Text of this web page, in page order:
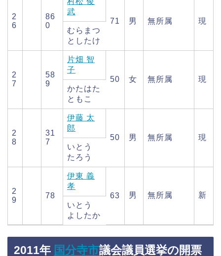
2
6
86
0
武
71
男 無所属
現
むらまつ
としたけ
2
7
58
9
片畑 智
子
50
女 無所属
現
かたはた
ともこ
2
8
31
7
伊藤 太
郎
50
男 無所属
現
いとう
たろう
2
9
78
伊東 義
孝
63
男 無所属
新
いとう
よしたか
2011年 国分寺市議会議員選挙の開票